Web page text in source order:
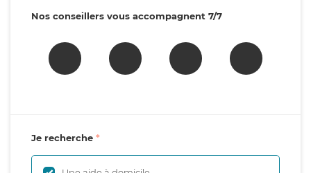
Nos conseillers vous accompagnent 7/7
Je recherche